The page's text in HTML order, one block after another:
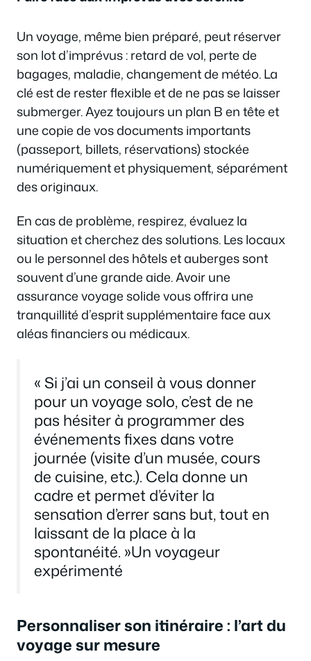
Un voyage, même bien préparé, peut réserver
son lot d’imprévus : retard de vol, perte de
bagages, maladie, changement de météo. La
clé est de rester flexible et de ne pas se laisser
submerger. Ayez toujours un plan B en tête et
une copie de vos documents importants
(passeport, billets, réservations) stockée
numériquement et physiquement, séparément
des originaux.
En cas de problème, respirez, évaluez la
situation et cherchez des solutions. Les locaux
ou le personnel des hôtels et auberges sont
souvent d’une grande aide. Avoir une
assurance voyage solide vous offrira une
tranquillité d’esprit supplémentaire face aux
aléas financiers ou médicaux.
« Si j’ai un conseil à vous donner
pour un voyage solo, c’est de ne
pas hésiter à programmer des
événements fixes dans votre
journée (visite d’un musée, cours
de cuisine, etc.). Cela donne un
cadre et permet d’éviter la
sensation d’errer sans but, tout en
laissant de la place à la
spontanéité. »Un voyageur
expérimenté
Personnaliser son itinéraire : l’art du
voyage sur mesure